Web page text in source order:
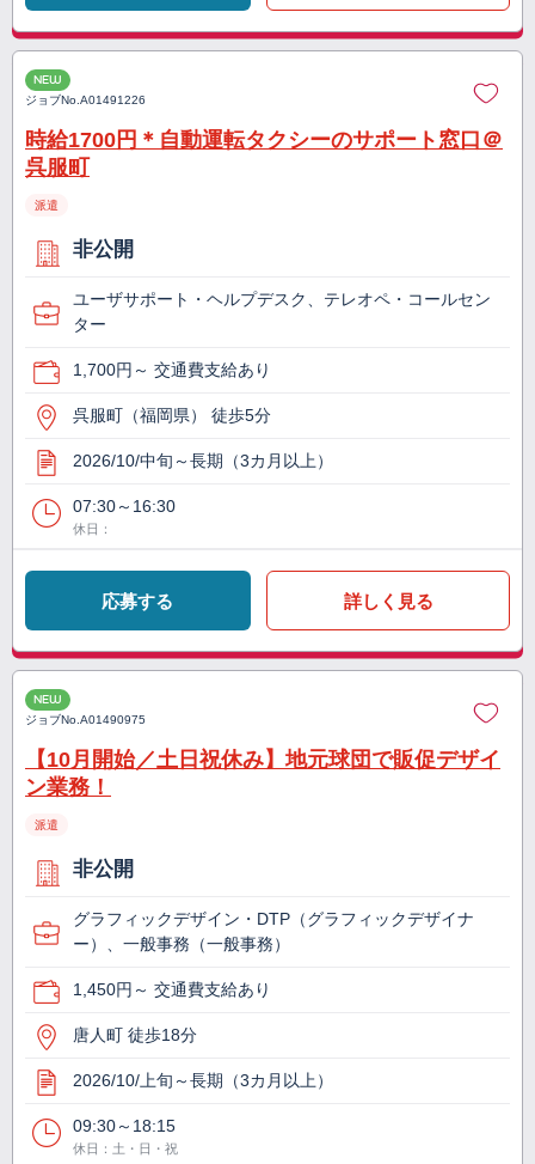
NEW
ジョブNo.A01491226
時給1700円＊自動運転タクシーのサポート窓口＠
呉服町
派遣
非公開
ユーザサポート・ヘルプデスク、テレオペ・コールセン
ター
1,700円～ 交通費支給あり
呉服町（福岡県） 徒歩5分
2026/10/中旬～長期（3カ月以上）
07:30～16:30
休日：
応募する 詳しく見る
NEW
ジョブNo.A01490975
【10月開始／土日祝休み】地元球団で販促デザイ
ン業務！
派遣
非公開
グラフィックデザイン・DTP（グラフィックデザイナ
ー）、一般事務（一般事務）
1,450円～ 交通費支給あり
唐人町 徒歩18分
2026/10/上旬～長期（3カ月以上）
09:30～18:15
休日：土・日・祝